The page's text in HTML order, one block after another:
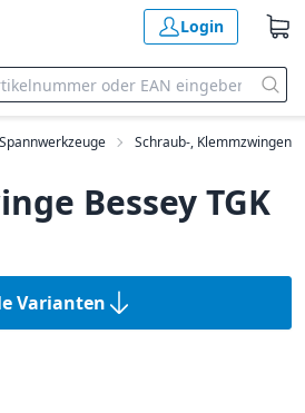
Login
Spannwerkzeuge Schraub-, Klemmzwingen
Bessey TGK
Varianten